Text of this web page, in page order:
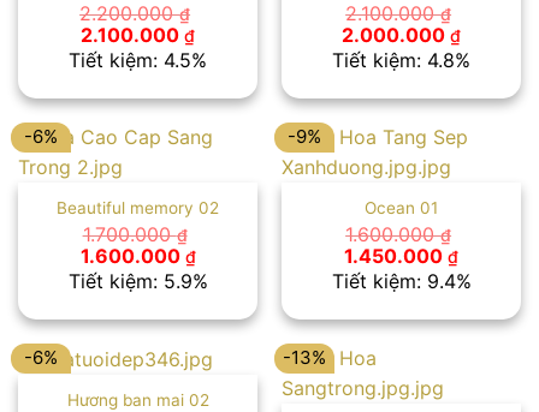
2.200.000₫
Giá
gốc
là:
2.100.000 ₫Giá
hiện
tại
2.100.000 ₫.
Tiết kiệm: 4.5%
2.100.000₫
Giá
gốc
là:
2.000.000 ₫Giá
hiện
tại
Tiết kiệm: 4.8%
-6%
Beautiful memory 02
1.700.000₫
Giá
gốc
là:
1.600.000 ₫Giá
hiện
tại
1.600.000 ₫.
Tiết kiệm: 5.9%
-9%
Ocean 01
1.600.000₫
Giá
gốc
là:
1.450.000 ₫Giá
hiện
tại
Tiết kiệm: 9.4%
-6%
Hương ban mai 02
-13%